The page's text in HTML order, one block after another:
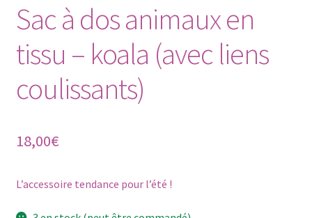
Sac à dos animaux en
tissu – koala (avec liens
coulissants)
18,00€
L’accessoire tendance pour l’été !